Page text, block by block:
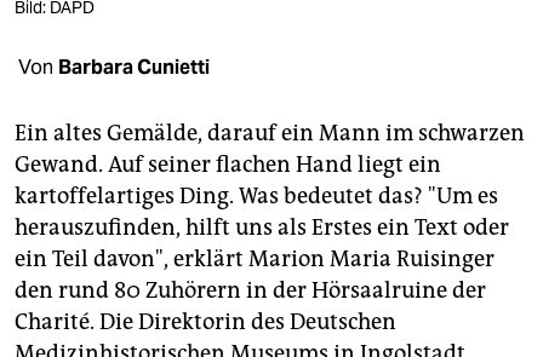
shop
fragen & hilfe
unterstützen
abo
genossenschaft
epaper login
Bild: DAPD
Von Barbara Cunietti
Ein altes Gemälde, darauf ein Mann im schwarzen
Gewand. Auf seiner flachen Hand liegt ein
kartoffelartiges Ding. Was bedeutet das? "Um es
herauszufinden, hilft uns als Erstes ein Text oder
ein Teil davon", erklärt Marion Maria Ruisinger
den rund 80 Zuhörern in der Hörsaalruine der
Charité. Die Direktorin des Deutschen